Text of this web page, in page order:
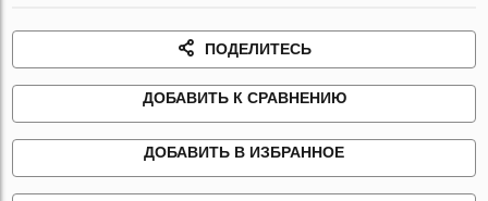
ПОДЕЛИТЕСЬ
ДОБАВИТЬ К СРАВНЕНИЮ
ДОБАВИТЬ В ИЗБРАННОЕ